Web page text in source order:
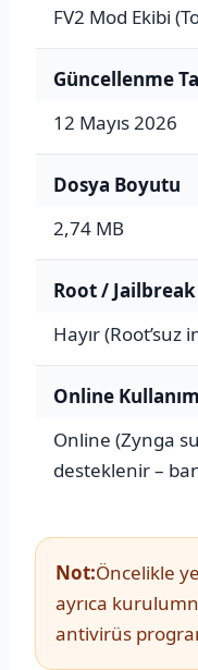
FV2 Mod Ekibi
Güncellenme
12 Mayıs 2026
Dosya Boyutu
2,74 MB
Root /
Hayır
Online Kullanım
Online (Zynga
desteklenir –
Not:Öncelikle
ayrıca
antivirüs